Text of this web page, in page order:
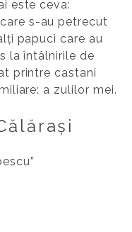
este ceva:
s-au petrecut
papuci care au
la întâlnirile de
printre castani
a zulilor mei.